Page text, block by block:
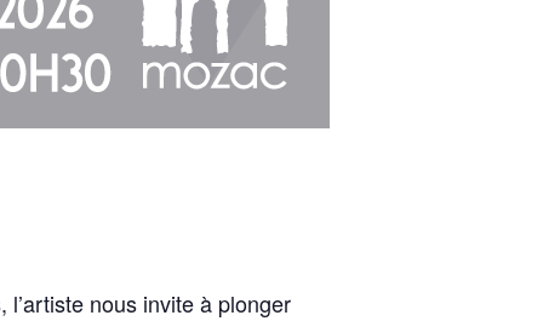
nous invite à plonger